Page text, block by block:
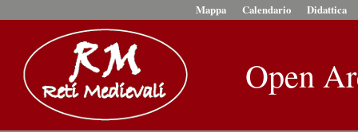
Mappa Calendario Didattica
Open